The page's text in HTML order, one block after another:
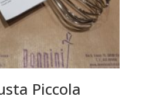
Piccola